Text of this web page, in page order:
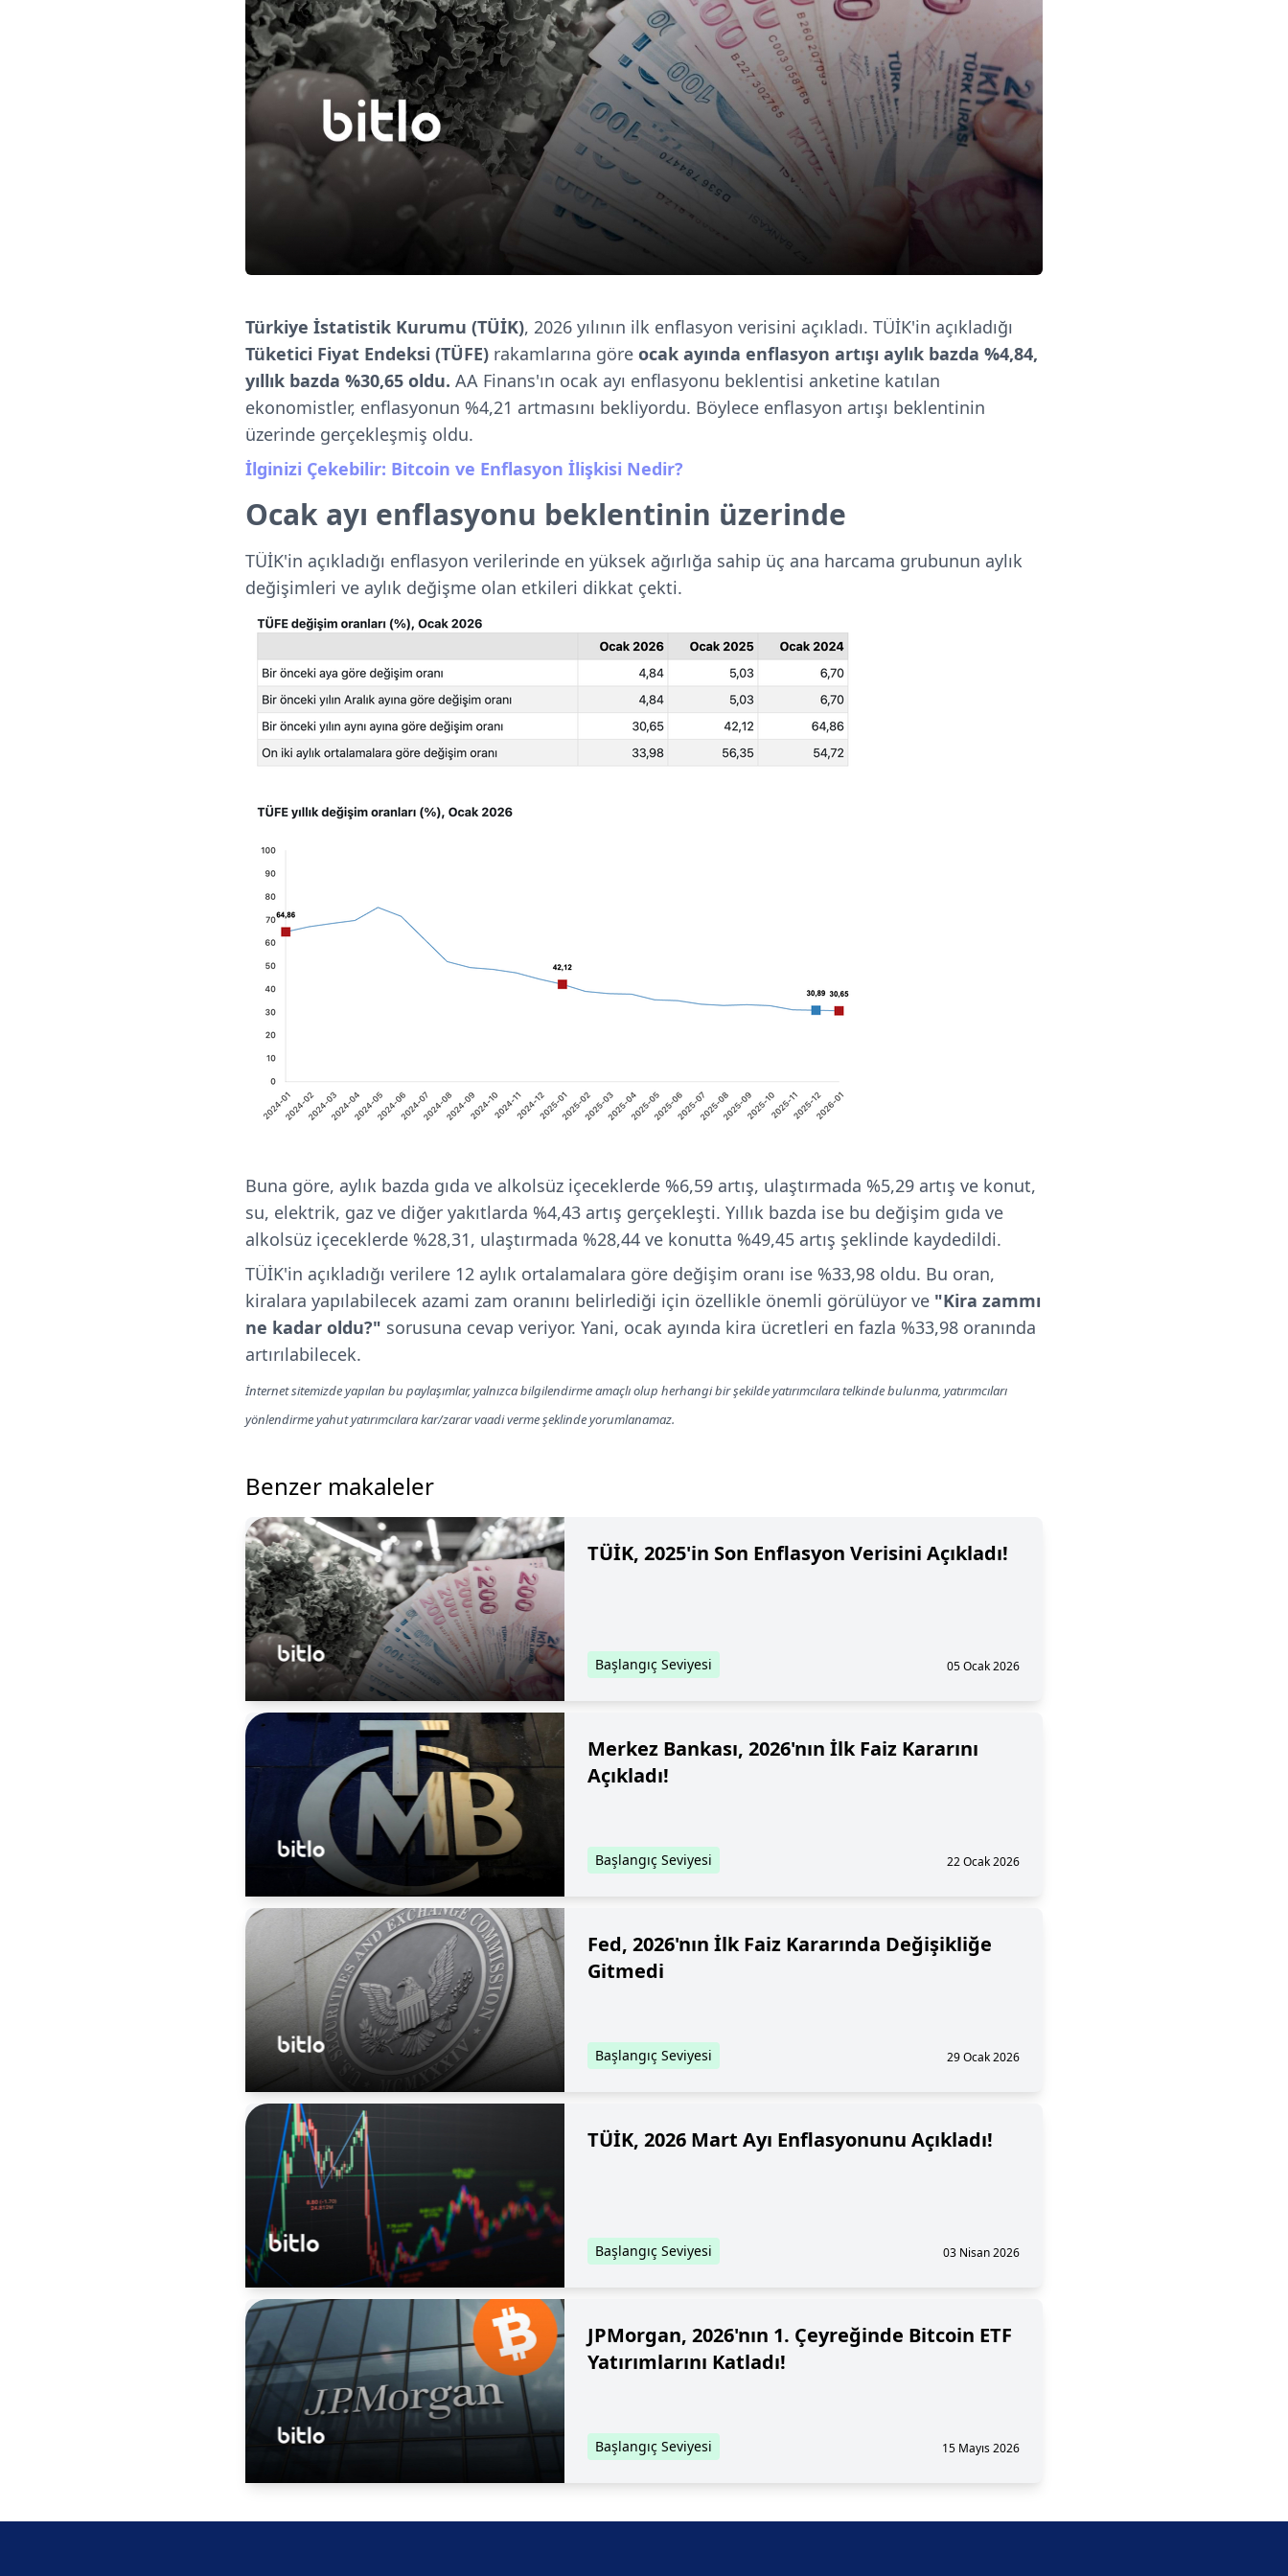
Türkiye İstatistik Kurumu (TÜİK), 2026 yılının ilk enflasyon verisini açıkladı. TÜİK'in açıkladığı
Tüketici Fiyat Endeksi (TÜFE) rakamlarına göre ocak ayında enflasyon artışı aylık bazda %4,84,
yıllık bazda %30,65 oldu. AA Finans'ın ocak ayı enflasyonu beklentisi anketine katılan
ekonomistler, enflasyonun %4,21 artmasını bekliyordu. Böylece enflasyon artışı beklentinin
üzerinde gerçekleşmiş oldu.
İlginizi Çekebilir: Bitcoin ve Enflasyon İlişkisi Nedir?
Ocak ayı enflasyonu beklentinin üzerinde
TÜİK'in açıkladığı enflasyon verilerinde en yüksek ağırlığa sahip üç ana harcama grubunun aylık
değişimleri ve aylık değişme olan etkileri dikkat çekti.
Buna göre, aylık bazda gıda ve alkolsüz içeceklerde %6,59 artış, ulaştırmada %5,29 artış ve konut,
su, elektrik, gaz ve diğer yakıtlarda %4,43 artış gerçekleşti. Yıllık bazda ise bu değişim gıda ve
alkolsüz içeceklerde %28,31, ulaştırmada %28,44 ve konutta %49,45 artış şeklinde kaydedildi.
TÜİK'in açıkladığı verilere 12 aylık ortalamalara göre değişim oranı ise %33,98 oldu. Bu oran,
kiralara yapılabilecek azami zam oranını belirlediği için özellikle önemli görülüyor ve "Kira zammı
ne kadar oldu?" sorusuna cevap veriyor. Yani, ocak ayında kira ücretleri en fazla %33,98 oranında
artırılabilecek.
İnternet sitemizde yapılan bu paylaşımlar, yalnızca bilgilendirme amaçlı olup herhangi bir şekilde yatırımcılara telkinde bulunma, yatırımcıları
yönlendirme yahut yatırımcılara kar/zarar vaadi verme şeklinde yorumlanamaz.
Benzer makaleler
TÜİK, 2025'in Son Enflasyon Verisini Açıkladı!
Başlangıç Seviyesi 05 Ocak 2026
Merkez Bankası, 2026'nın İlk Faiz Kararını
Açıkladı!
Başlangıç Seviyesi 22 Ocak 2026
Fed, 2026'nın İlk Faiz Kararında Değişikliğe
Gitmedi
Başlangıç Seviyesi 29 Ocak 2026
TÜİK, 2026 Mart Ayı Enflasyonunu Açıkladı!
Başlangıç Seviyesi 03 Nisan 2026
JPMorgan, 2026'nın 1. Çeyreğinde Bitcoin ETF
Yatırımlarını Katladı!
Başlangıç Seviyesi 15 Mayıs 2026